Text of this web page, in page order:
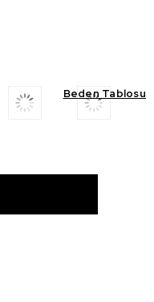
Beden Tablosu